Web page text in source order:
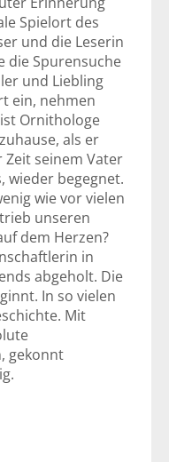
Spielort des
und die Leserin
die Spurensuche
und Liebling
ein, nehmen
Ornithologe
als er
seinem Vater
wieder begegnet.
wie vor vielen
unseren
dem Herzen?
in
abgeholt. Die
In so vielen
Mit
gekonnt